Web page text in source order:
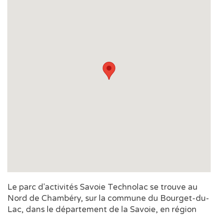
Le parc d'activités Savoie Technolac se trouve au
Nord de Chambéry, sur la commune du Bourget-du-
Lac, dans le département de la Savoie, en région